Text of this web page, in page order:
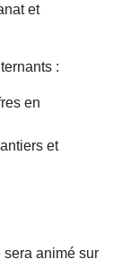
et
:
en
et
sera animé sur